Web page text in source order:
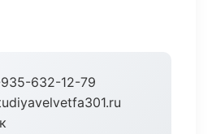
632-12-79